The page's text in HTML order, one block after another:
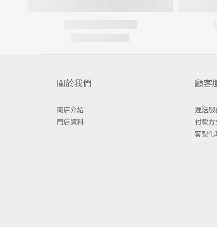
關於我們
商店介紹
門店資料
顧客
運送服
付款方
客製